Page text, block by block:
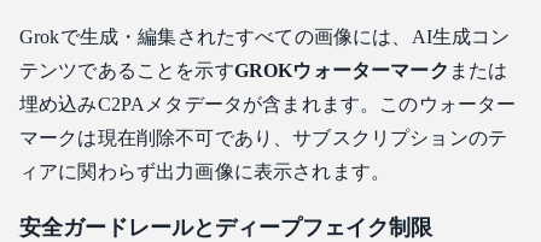
Grokで生成・編集されたすべての画像には、AI生成コン
テンツであることを示すGROKウォーターマーク または
埋め込みC2PAメタデータが含まれます。このウォーター
マークは現在削除不可であり、サブスクリプションのテ
ィアに関わらず出力画像に表示されます。
安全ガードレールとディープフェイク制限